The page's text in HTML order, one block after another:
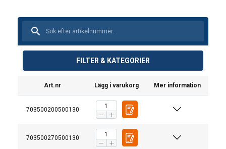
FILTER & KATEGORIER
Art.nr Lägg i varukorg Mer information
703500200500130
703500270500130